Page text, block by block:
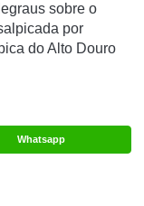
sobre o
por
do Alto Douro
Whatsapp